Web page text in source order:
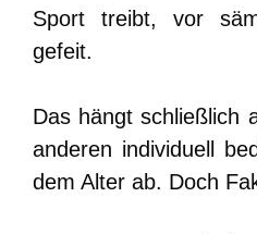
Sport treibt, vor
gefeit.
Das hängt schließlich
anderen individuell
dem Alter ab. Doch